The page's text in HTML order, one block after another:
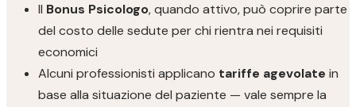
Il Bonus Psicologo, quando attivo, può coprire parte
del costo delle sedute per chi rientra nei requisiti
economici
Alcuni professionisti applicano tariffe agevolate in
base alla situazione del paziente — vale sempre la